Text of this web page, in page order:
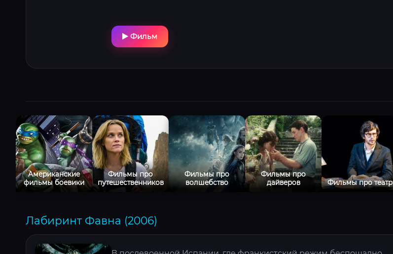
Фильм
Американские
фильмы боевики
Фильмы про
путешественников
Фильмы про
волшебство
Фильмы про
дайверов
Фильмы про театр
Лабиринт Фавна (2006)